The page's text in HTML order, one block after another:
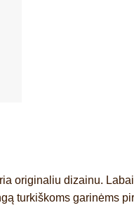
originaliu dizainu.
turkiškoms garinėms